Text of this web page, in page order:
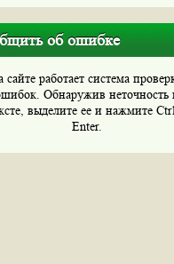
об ошибке
сайте работает система
Обнаружив неточность
выделите ее и нажмите
Enter.